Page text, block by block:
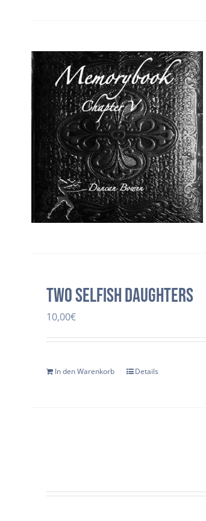
two selfish daughters
10,00€
In den Warenkorb Details